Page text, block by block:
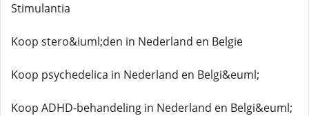
Stimulantia
Koop stero&iuml;den in Nederland en Belgie
Koop psychedelica in Nederland en Belgi&euml;
Koop ADHD-behandeling in Nederland en Belgi&euml;